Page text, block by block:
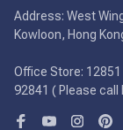
Address: West
Kowloon, Hong
Office Store: 12851
92841 ( Please